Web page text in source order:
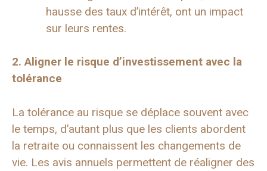
hausse des taux d’intérêt, ont un impact
sur leurs rentes.
2. Aligner le risque d’investissement avec la
tolérance
La tolérance au risque se déplace souvent avec
le temps, d’autant plus que les clients abordent
la retraite ou connaissent les changements de
vie. Les avis annuels permettent de réaligner des